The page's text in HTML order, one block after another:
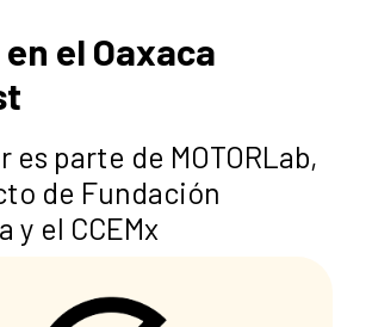
el Oaxaca
es parte de MOTORLab,
de Fundación
y el CCEMx